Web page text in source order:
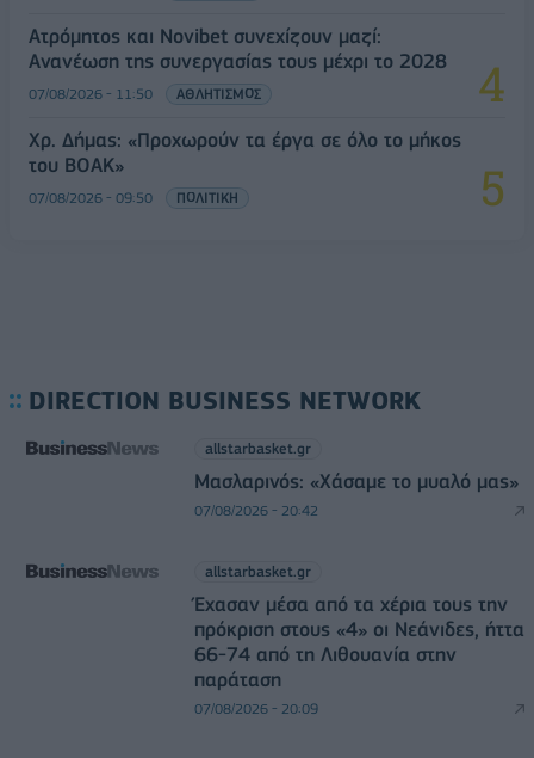
Ατρόμητος και Novibet συνεχίζουν μαζί:
Ανανέωση της συνεργασίας τους μέχρι το 2028
07/08/2026 - 11:50 ΑΘΛΗΤΙΣΜΟΣ
Χρ. Δήμας: «Προχωρούν τα έργα σε όλο το μήκος
του ΒΟΑΚ»
07/08/2026 - 09:50 ΠΟΛΙΤΙΚΗ
DIRECTION BUSINESS NETWORK
allstarbasket.gr
Μασλαρινός: «Χάσαμε το μυαλό μας»
07/08/2026 - 20:42
allstarbasket.gr
Έχασαν μέσα από τα χέρια τους την
πρόκριση στους «4» οι Νεάνιδες, ήττα
66-74 από τη Λιθουανία στην
παράταση
07/08/2026 - 20:09